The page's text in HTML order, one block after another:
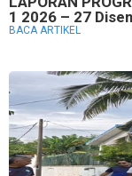
1 2026 – 27
BACA ARTIKEL